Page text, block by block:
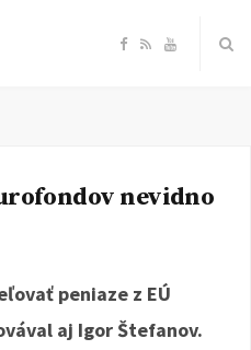
F
e
R Y
T
nevidno
peniaze z EÚ
aj Igor Štefanov.